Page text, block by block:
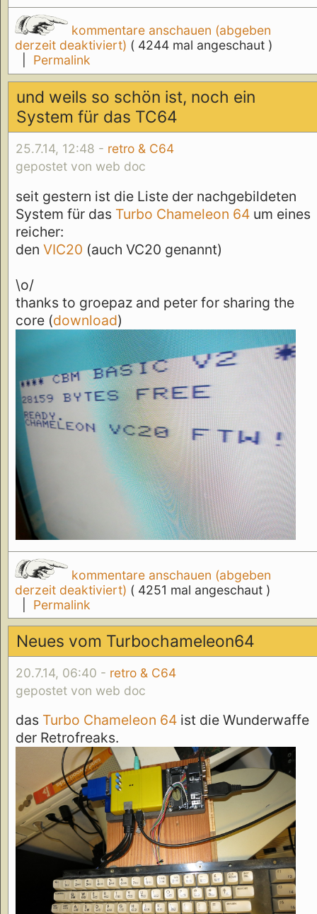
kommentare anschauen (abgeben
derzeit deaktiviert) ( 4244 mal angeschaut )
Permalink
und weils so schön ist, noch ein
System für das TC64
25.7.14, 12:48 - retro & C64
gepostet von web doc
seit gestern ist die Liste der nachgebildeten
System für das Turbo Chameleon 64 um eines
reicher:
den VIC20 (auch VC20 genannt)
\o/
thanks to groepaz and peter for sharing the
core (download)
kommentare anschauen (abgeben
derzeit deaktiviert) ( 4251 mal angeschaut )
Permalink
Neues vom Turbochameleon64
20.7.14, 06:40 - retro & C64
gepostet von web doc
das Turbo Chameleon 64 ist die Wunderwaffe
der Retrofreaks.